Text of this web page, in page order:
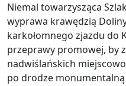
Niemal towarzysząca
wyprawa krawędzią
karkołomnego zjazdu do
przeprawy promowej, by
nadwiślańskich
po drodze